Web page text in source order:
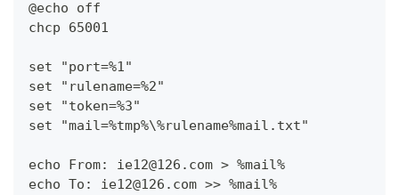
@echo off
chcp 65001
set "port=%1"
set "rulename=%2"
set "token=%3"
set "mail=%tmp%\%rulename%mail.txt"
echo From: ie12@126.com > %mail%
echo To: ie12@126.com >> %mail%